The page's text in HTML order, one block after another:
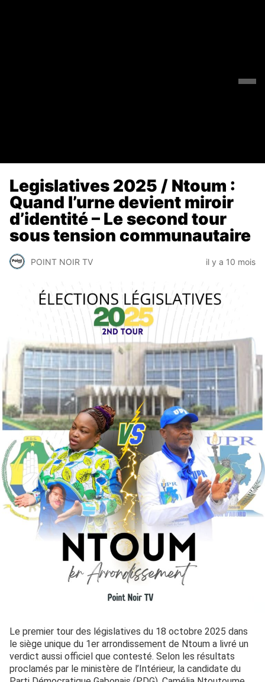
Legislatives 2025 / Ntoum :
Quand l’urne devient miroir
d’identité – Le second tour
sous tension communautaire
POINT NOIR TV il y a 10 mois
Le premier tour des législatives du 18 octobre 2025 dans
le siège unique du 1er arrondissement de Ntoum a livré un
verdict aussi officiel que contesté. Selon les résultats
proclamés par le ministère de l’Intérieur, la candidate du